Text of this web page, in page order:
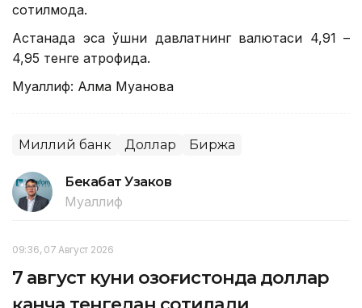
сотилмоқда.
Астанада эса қўшни давлатнинг валютаси 4,91 –
4,95 тенге атрофида.
Муаллиф: Алма Муқанова
Миллий банк Доллар Биржа
Бекабат Узаков
Муаллиф
09:36, 07 Август 2026
7 август куни Қозоғистонда доллар